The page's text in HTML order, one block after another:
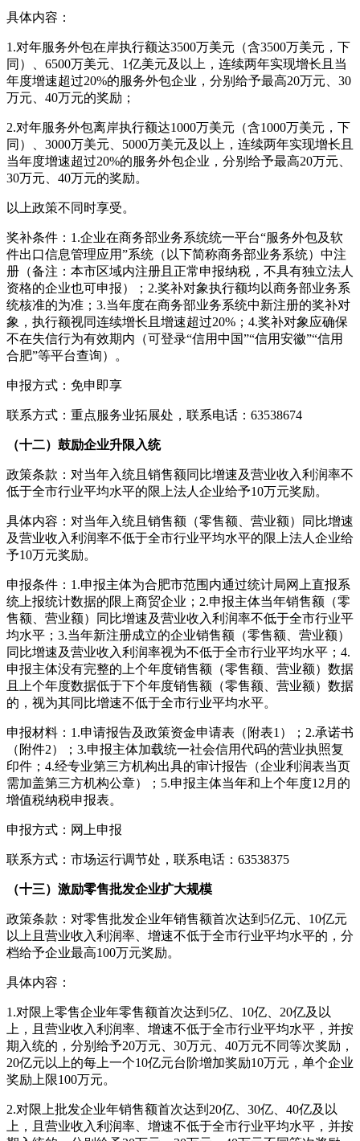
具体内容：
1.对年服务外包在岸执行额达3500万美元（含3500万美元，下
同）、6500万美元、1亿美元及以上，连续两年实现增长且当
年度增速超过20%的服务外包企业，分别给予最高20万元、30
万元、40万元的奖励；
2.对年服务外包离岸执行额达1000万美元（含1000万美元，下
同）、3000万美元、5000万美元及以上，连续两年实现增长且
当年度增速超过20%的服务外包企业，分别给予最高20万元、
30万元、40万元的奖励。
以上政策不同时享受。
奖补条件：1.企业在商务部业务系统统一平台“服务外包及软
件出口信息管理应用”系统（以下简称商务部业务系统）中注
册（备注：本市区域内注册且正常申报纳税，不具有独立法人
资格的企业也可申报）；2.奖补对象执行额均以商务部业务系
统核准的为准；3.当年度在商务部业务系统中新注册的奖补对
象，执行额视同连续增长且增速超过20%；4.奖补对象应确保
不在失信行为有效期内（可登录“信用中国”“信用安徽”“信用
合肥”等平台查询）。
申报方式：免申即享
联系方式：重点服务业拓展处，联系电话：63538674
（十二）鼓励企业升限入统
政策条款：对当年入统且销售额同比增速及营业收入利润率不
低于全市行业平均水平的限上法人企业给予10万元奖励。
具体内容：对当年入统且销售额（零售额、营业额）同比增速
及营业收入利润率不低于全市行业平均水平的限上法人企业给
予10万元奖励。
申报条件：1.申报主体为合肥市范围内通过统计局网上直报系
统上报统计数据的限上商贸企业；2.申报主体当年销售额（零
售额、营业额）同比增速及营业收入利润率不低于全市行业平
均水平；3.当年新注册成立的企业销售额（零售额、营业额）
同比增速及营业收入利润率视为不低于全市行业平均水平；4.
申报主体没有完整的上个年度销售额（零售额、营业额）数据
且上个年度数据低于下个年度销售额（零售额、营业额）数据
的，视为其同比增速不低于全市行业平均水平。
申报材料：1.申请报告及政策资金申请表（附表1）；2.承诺书
（附件2）；3.申报主体加载统一社会信用代码的营业执照复
印件；4.经专业第三方机构出具的审计报告（企业利润表当页
需加盖第三方机构公章）；5.申报主体当年和上个年度12月的
增值税纳税申报表。
申报方式：网上申报
联系方式：市场运行调节处，联系电话：63538375
（十三）激励零售批发企业扩大规模
政策条款：对零售批发企业年销售额首次达到5亿元、10亿元
以上且营业收入利润率、增速不低于全市行业平均水平的，分
档给予企业最高100万元奖励。
具体内容：
1.对限上零售企业年零售额首次达到5亿、10亿、20亿及以
上，且营业收入利润率、增速不低于全市行业平均水平，并按
期入统的，分别给予20万元、30万元、40万元不同等次奖励，
20亿元以上的每上一个10亿元台阶增加奖励10万元，单个企业
奖励上限100万元。
2.对限上批发企业年销售额首次达到20亿、30亿、40亿及以
上，且营业收入利润率、增速不低于全市行业平均水平，并按